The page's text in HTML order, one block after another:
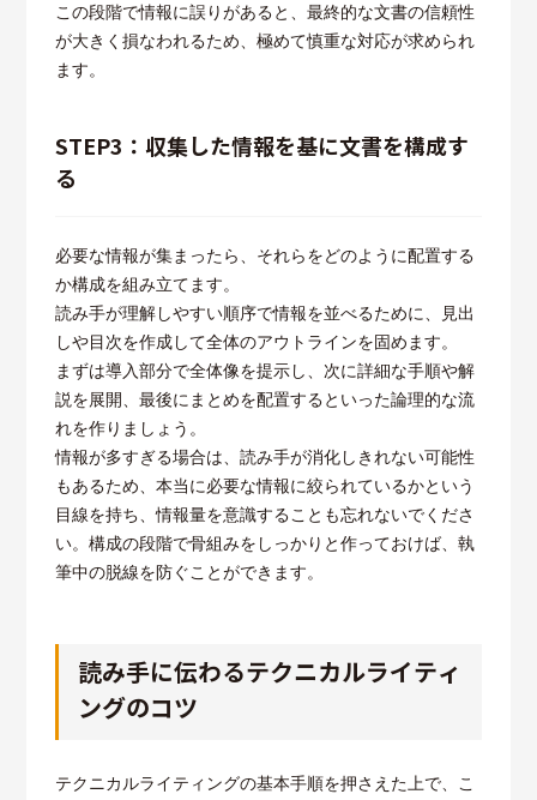
この段階で情報に誤りがあると、最終的な文書の信頼性
が大きく損なわれるため、極めて慎重な対応が求められ
ます。
STEP3：収集した情報を基に文書を構成す
る
必要な情報が集まったら、それらをどのように配置する
か構成を組み立てます。
読み手が理解しやすい順序で情報を並べるために、見出
しや目次を作成して全体のアウトラインを固めます。
まずは導入部分で全体像を提示し、次に詳細な手順や解
説を展開、最後にまとめを配置するといった論理的な流
れを作りましょう。
情報が多すぎる場合は、読み手が消化しきれない可能性
もあるため、本当に必要な情報に絞られているかという
目線を持ち、情報量を意識することも忘れないでくださ
い。構成の段階で骨組みをしっかりと作っておけば、執
筆中の脱線を防ぐことができます。
読み手に伝わるテクニカルライティ
ングのコツ
テクニカルライティングの基本手順を押さえた上で、こ